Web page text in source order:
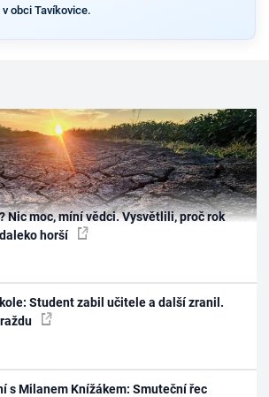
obci Tavíkovice.
Nic moc, míní vědci. Vysvětlili, proč rok
horší
Student zabil učitele a další zranil.
s Milanem Knížákem: Smuteční řec